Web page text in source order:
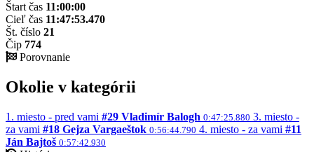
Štart čas 11:00:00
Cieľ čas 11:47:53.470
Št. číslo 21
Čip 774
Porovnanie
Okolie v kategórii
1. miesto - pred vami #29 Vladimír Balogh 0:47:25.880 3. miesto -
za vami #18 Gejza Vargaeštok 0:56:44.790 4. miesto - za vami #11
Ján Bajtoš 0:57:42.930